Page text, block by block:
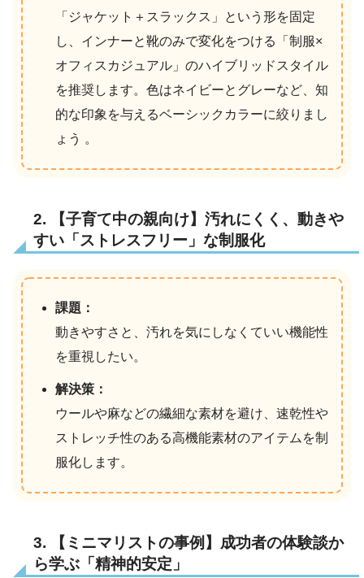
「ジャケット＋スラックス」という形を固定
し、インナーと靴のみで変化をつける「制服×
オフィスカジュアル」のハイブリッドスタイル
を推奨します。色はネイビーとグレーなど、知
的な印象を与えるベーシックカラーに絞りまし
ょう 。
2. 【子育て中の親向け】汚れにくく、動きや
すい「ストレスフリー」な制服化
課題：
動きやすさと、汚れを気にしなくていい機能性
を重視したい。
解決策：
ウールや麻などの繊細な素材を避け、速乾性や
ストレッチ性のある高機能素材のアイテムを制
服化します。
3. 【ミニマリストの事例】成功者の体験談か
ら学ぶ「精神的安定」